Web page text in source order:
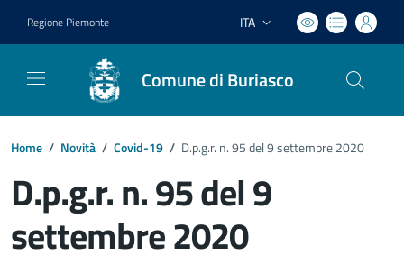
Regione Piemonte Lingua attiva:
ITA
Comune di Buriasco
Home / Novità / Covid-19 / D.p.g.r. n. 95 del 9 settembre 2020
D.p.g.r. n. 95 del 9
settembre 2020